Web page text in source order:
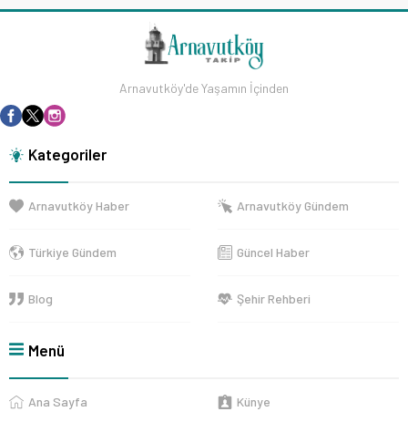
Arnavutköy'de Yaşamın İçinden
Kategoriler
Arnavutköy Haber Arnavutköy Gündem
Türkiye Gündem Güncel Haber
Blog Şehir Rehberi
Menü
Ana Sayfa Künye